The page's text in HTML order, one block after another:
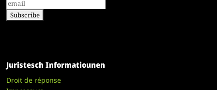
Juristesch Informatiounen
Droit de réponse